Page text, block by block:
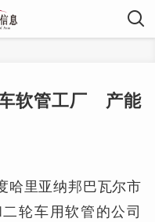
软管工厂 产能
里亚纳邦巴瓦尔市
轮车用软管的公司